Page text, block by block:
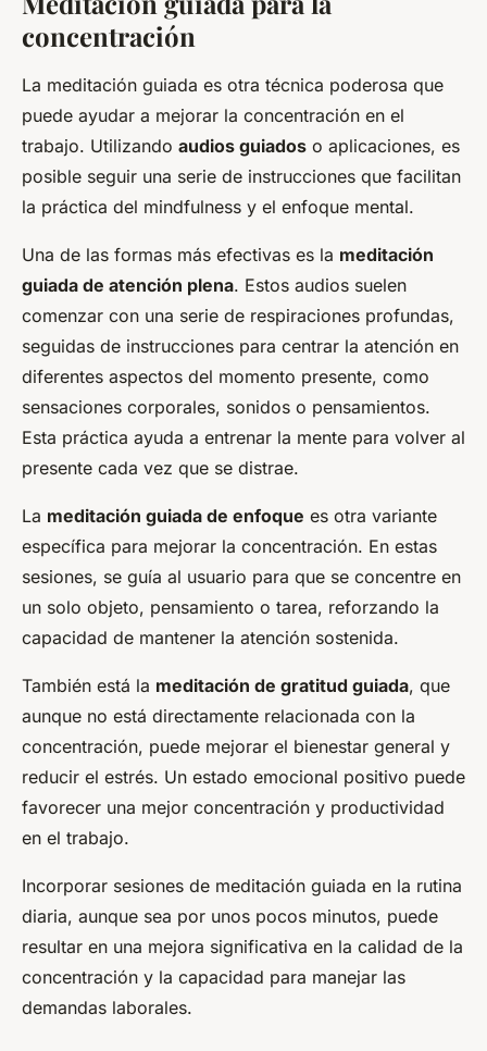
concentración
La meditación guiada es otra técnica poderosa que
puede ayudar a mejorar la concentración en el
trabajo. Utilizando audios guiados o aplicaciones, es
posible seguir una serie de instrucciones que facilitan
la práctica del mindfulness y el enfoque mental.
Una de las formas más efectivas es la meditación
guiada de atención plena. Estos audios suelen
comenzar con una serie de respiraciones profundas,
seguidas de instrucciones para centrar la atención en
diferentes aspectos del momento presente, como
sensaciones corporales, sonidos o pensamientos.
Esta práctica ayuda a entrenar la mente para volver al
presente cada vez que se distrae.
La meditación guiada de enfoque es otra variante
específica para mejorar la concentración. En estas
sesiones, se guía al usuario para que se concentre en
un solo objeto, pensamiento o tarea, reforzando la
capacidad de mantener la atención sostenida.
También está la meditación de gratitud guiada, que
aunque no está directamente relacionada con la
concentración, puede mejorar el bienestar general y
reducir el estrés. Un estado emocional positivo puede
favorecer una mejor concentración y productividad
en el trabajo.
Incorporar sesiones de meditación guiada en la rutina
diaria, aunque sea por unos pocos minutos, puede
resultar en una mejora significativa en la calidad de la
concentración y la capacidad para manejar las
demandas laborales.